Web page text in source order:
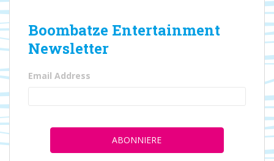
Boombatze Entertainment
Newsletter
Email Address